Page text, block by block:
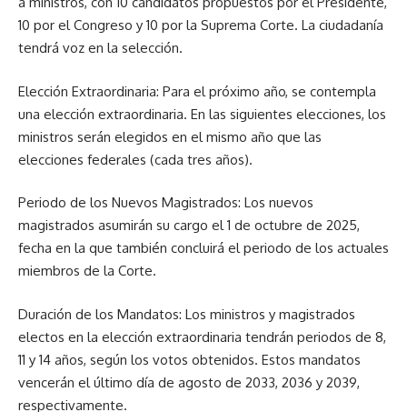
10 por el Congreso y 10 por la Suprema Corte. La ciudadanía
tendrá voz en la selección.
Elección Extraordinaria: Para el próximo año, se contempla
una elección extraordinaria. En las siguientes elecciones, los
ministros serán elegidos en el mismo año que las
elecciones federales (cada tres años).
Periodo de los Nuevos Magistrados: Los nuevos
magistrados asumirán su cargo el 1 de octubre de 2025,
fecha en la que también concluirá el periodo de los actuales
miembros de la Corte.
Duración de los Mandatos: Los ministros y magistrados
electos en la elección extraordinaria tendrán periodos de 8,
11 y 14 años, según los votos obtenidos. Estos mandatos
vencerán el último día de agosto de 2033, 2036 y 2039,
respectivamente.